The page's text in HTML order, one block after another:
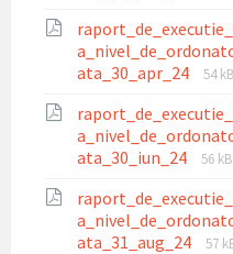
pdf
ata_30_apr_24
File
pdf
File
54 kB
ata_30_iun_24
File
pdf
File
56 kB
ata_31_aug_24
File
File
57